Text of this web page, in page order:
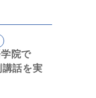
院で
話を実